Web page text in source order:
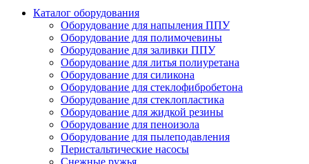
Каталог оборудования
Оборудование для напыления ППУ
Оборудование для полимочевины
Оборудование для заливки ППУ
Оборудование для литья полиуретана
Оборудование для силикона
Оборудование для стеклофибробетона
Оборудование для стеклопластика
Оборудование для жидкой резины
Оборудование для пеноизола
Оборудование для пылеподавления
Перистальтические насосы
Снежные ружья